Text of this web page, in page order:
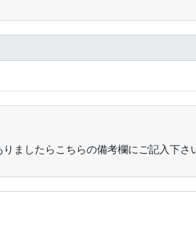
ましたらこちらの備考欄にご記入下さ